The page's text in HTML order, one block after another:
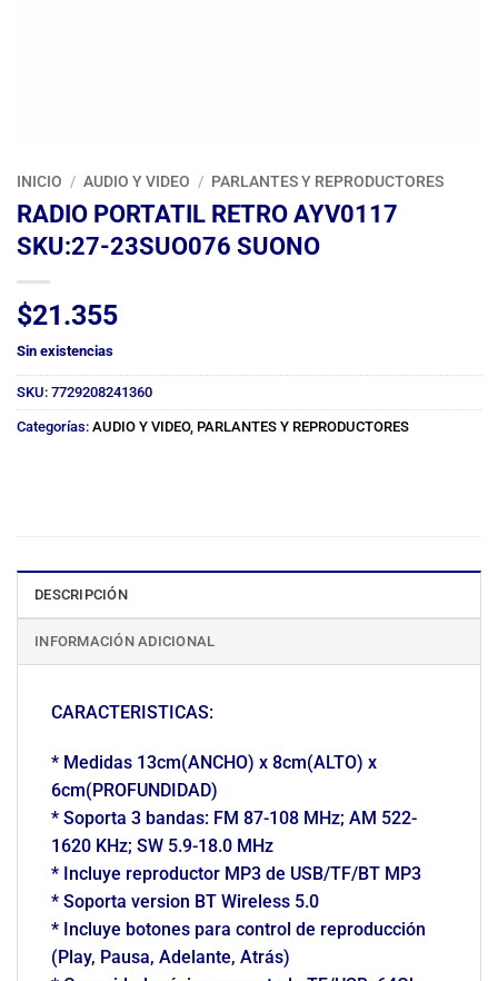
INICIO / AUDIO Y VIDEO / PARLANTES Y REPRODUCTORES
RADIO PORTATIL RETRO AYV0117
SKU:27-23SUO076 SUONO
$21.355
Sin existencias
SKU: 7729208241360
Categorías: AUDIO Y VIDEO, PARLANTES Y REPRODUCTORES
DESCRIPCIÓN
INFORMACIÓN ADICIONAL
CARACTERISTICAS:
* Medidas 13cm(ANCHO) x 8cm(ALTO) x
6cm(PROFUNDIDAD)
* Soporta 3 bandas: FM 87-108 MHz; AM 522-
1620 KHz; SW 5.9-18.0 MHz
* Incluye reproductor MP3 de USB/TF/BT MP3
* Soporta version BT Wireless 5.0
* Incluye botones para control de reproducción
(Play, Pausa, Adelante, Atrás)